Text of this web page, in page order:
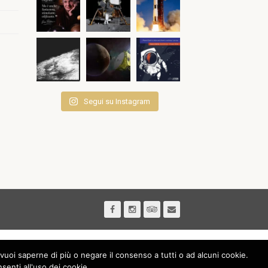
Segui su Instagram
saperne di più o negare il consenso a tutti o ad alcuni cookie.